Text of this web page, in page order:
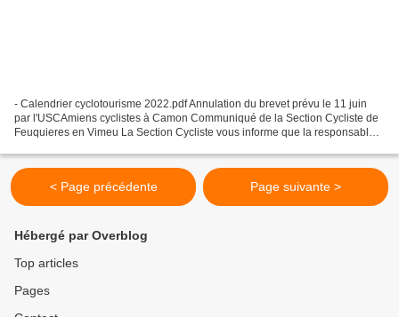
- Calendrier cyclotourisme 2022.pdf Annulation du brevet prévu le 11 juin
par l'USCAmiens cyclistes à Camon Communiqué de la Section Cycliste de
Feuquieres en Vimeu La Section Cycliste vous informe que la responsable
< Page précédente Page suivante >
Hébergé par Overblog
Top articles
Pages